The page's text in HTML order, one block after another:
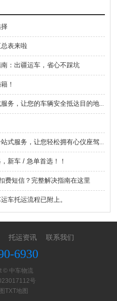
表来啦
：出疆运车，省心不踩坑
！
中车物流武汉汽车托运：一站式服务，让您的车辆安全抵达目的地！
澳康达购车，中车物流托运，一站式服务，让您轻松拥有心仪座驾！
新车 / 急单首选！！
费短信？完整解决指南在这里
车托运流程已附上。
托运资讯 联系我们
6930
© 中车物流
号
TXT地图